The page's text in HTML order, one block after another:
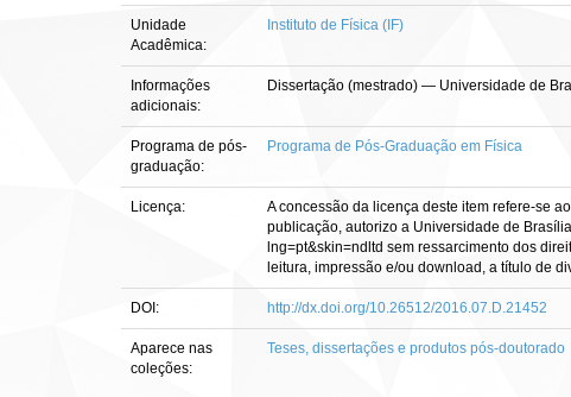
Unidade
Acadêmica:
Instituto de Física (IF)
Informações
adicionais:
Dissertação (mestrado) — Universidade de
Programa de pós-
graduação:
Programa de Pós-Graduação em Física
Licença:
A concessão da licença deste item refere-se
publicação, autorizo a Universidade de
lng=pt&skin=ndltd sem ressarcimento dos
leitura, impressão e/ou download, a título de
DOI: http://dx.doi.org/10.26512/2016.07.D.21452
Aparece nas
coleções:
Teses, dissertações e produtos pós-doutorado